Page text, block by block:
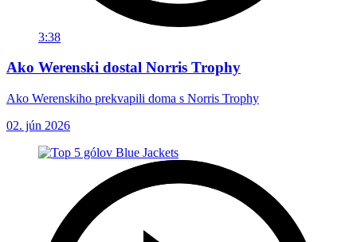
3:38
Ako Werenski dostal Norris Trophy
Ako Werenskiho prekvapili doma s Norris Trophy
02. jún 2026